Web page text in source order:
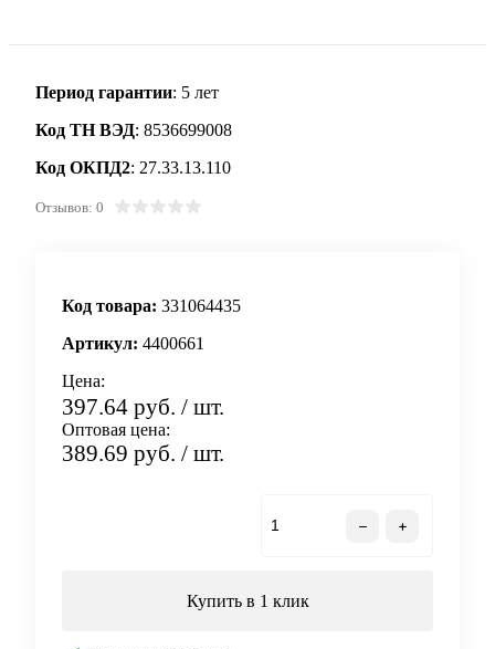
Период гарантии: 5 лет
Код ТН ВЭД: 8536699008
Код ОКПД2: 27.33.13.110
Отзывов: 0
Код товара: 331064435
Артикул: 4400661
Цена:
397.64 руб. / шт.
Оптовая цена:
389.69 руб. / шт.
Купить в 1 клик